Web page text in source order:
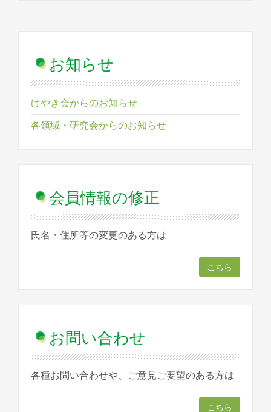
お知らせ
けやき会からのお知らせ
各領域・研究会からのお知らせ
会員情報の修正
氏名・住所等の変更のある方は
こちら
お問い合わせ
各種お問い合わせや、ご意見ご要望のある方は
こちら